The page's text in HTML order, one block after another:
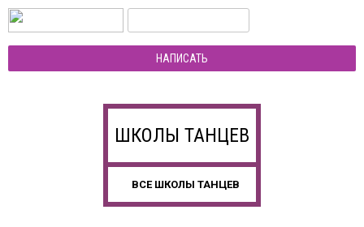
НАПИСАТЬ
ШКОЛЫ ТАНЦЕВ
ВСЕ ШКОЛЫ ТАНЦЕВ